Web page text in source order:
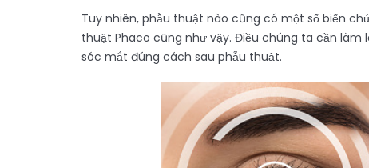
Tuy nhiên, phẫu thuật nào cũng có một số biến
thuật Phaco cũng như vậy. Điều chúng ta cần
sóc mắt đúng cách sau phẫu thuật.